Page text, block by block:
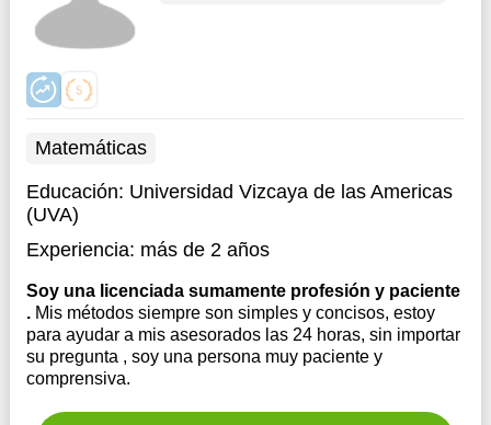
Matemáticas
Educación: Universidad Vizcaya de las Americas
(UVA)
Experiencia: más de 2 años
Soy una licenciada sumamente profesión y paciente
. Mis métodos siempre son simples y concisos, estoy
para ayudar a mis asesorados las 24 horas, sin importar
su pregunta , soy una persona muy paciente y
comprensiva.